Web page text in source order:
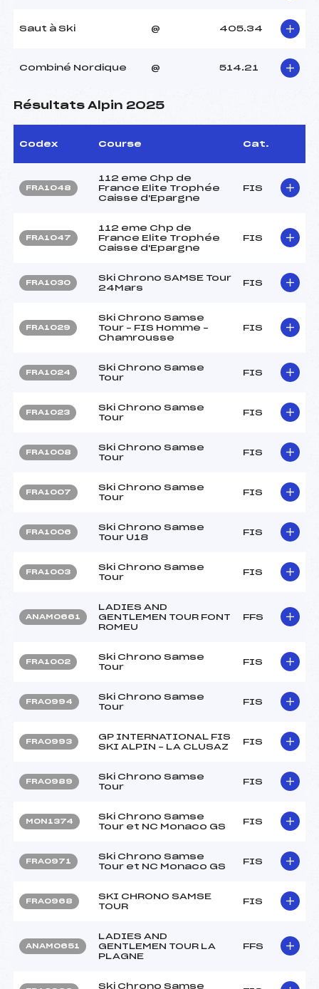
Saut à Ski @ 405.34
Combiné Nordique @ 514.21
Résultats Alpin 2025
Codex Course Cat.
FRA1048
112 eme Chp de
France Elite Trophée
Caisse d'Epargne
FIS
FRA1047
112 eme Chp de
France Elite Trophée
Caisse d'Epargne
FIS
FRA1030
Ski Chrono SAMSE Tour
24Mars
FIS
FRA1029
Ski Chrono Samse
Tour – FIS Homme –
Chamrousse
FIS
FRA1024
Ski Chrono Samse
Tour
FIS
FRA1023
Ski Chrono Samse
Tour
FIS
FRA1008
Ski Chrono Samse
Tour
FIS
FRA1007
Ski Chrono Samse
Tour
FIS
FRA1006
Ski Chrono Samse
Tour U18
FIS
FRA1003
Ski Chrono Samse
Tour
FIS
ANAM0661
LADIES AND
GENTLEMEN TOUR FONT
ROMEU
FFS
FRA1002
Ski Chrono Samse
Tour
FIS
FRA0994
Ski Chrono Samse
Tour
FIS
FRA0993
GP INTERNATIONAL FIS
SKI ALPIN – LA CLUSAZ
FIS
FRA0989
Ski Chrono Samse
Tour
FIS
MON1374
Ski Chrono Samse
Tour et NC Monaco GS
FIS
FRA0971
Ski Chrono Samse
Tour et NC Monaco GS
FIS
FRA0968
SKI CHRONO SAMSE
TOUR
FIS
ANAM0651
LADIES AND
GENTLEMEN TOUR LA
PLAGNE
FFS
Ski Chrono Samse